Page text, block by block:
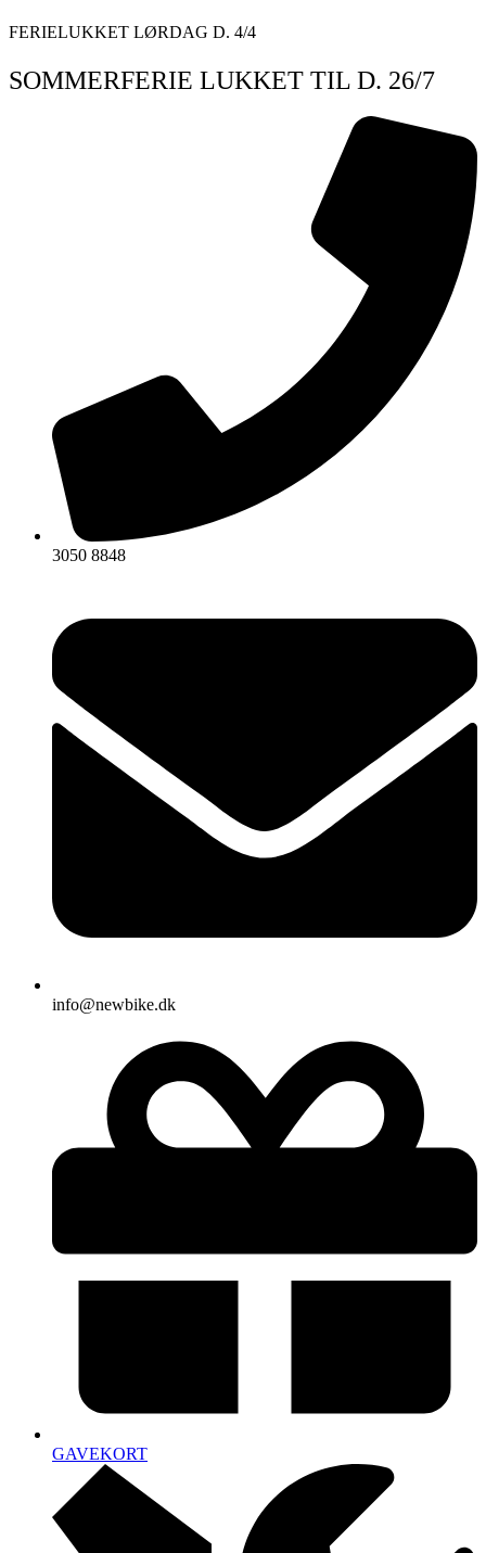
Videre
indhold
FERIELUKKET LØRDAG D. 4/4
SOMMERFERIE LUKKET TIL D. 26/7
3050 8848
info@newbike.dk
GAVEKORT